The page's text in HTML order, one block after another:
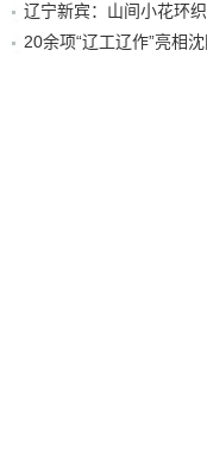
辽宁新宾：山间小花环
20余项“辽工辽作”亮相